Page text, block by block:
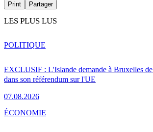
Print Partager
LES PLUS LUS
EXCLUSIF : L'Islande demande à Bruxelles de
dans son référendum sur l'UE
07.08.2026
POLITIQUE
ÉCONOMIE